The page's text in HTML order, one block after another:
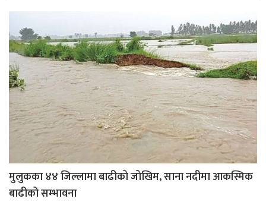
मुलुकका ४४ जिल्लामा बाढीको जोखिम, साना नदीमा आकस्मिक
बाढीको सम्भावना